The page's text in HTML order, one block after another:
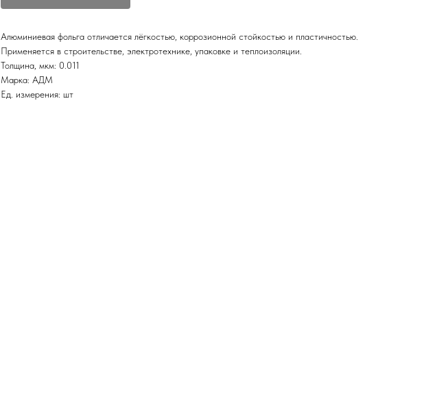
Алюминиевая фольга отличается лёгкостью, коррозионной стойкостью и пластичностью.
Применяется в строительстве, электротехнике, упаковке и теплоизоляции.
Толщина, мкм: 0.011
Марка: АДМ
Ед. измерения: шт